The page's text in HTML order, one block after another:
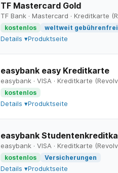
TF Mastercard Gold
TF Bank · Mastercard · Kreditkarte
kostenlos weltweit gebührenfrei
Details ▾Produktseite
easybank easy Kreditkarte
easybank · VISA · Kreditkarte
kostenlos
Details ▾Produktseite
easybank
easybank · VISA · Kreditkarte
kostenlos Versicherungen
Details ▾Produktseite